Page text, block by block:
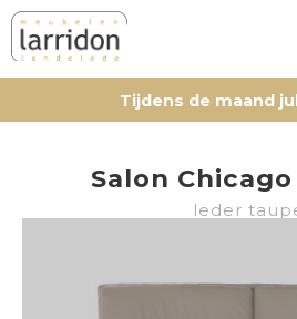
Tijdens de maand juli
Salon
leder